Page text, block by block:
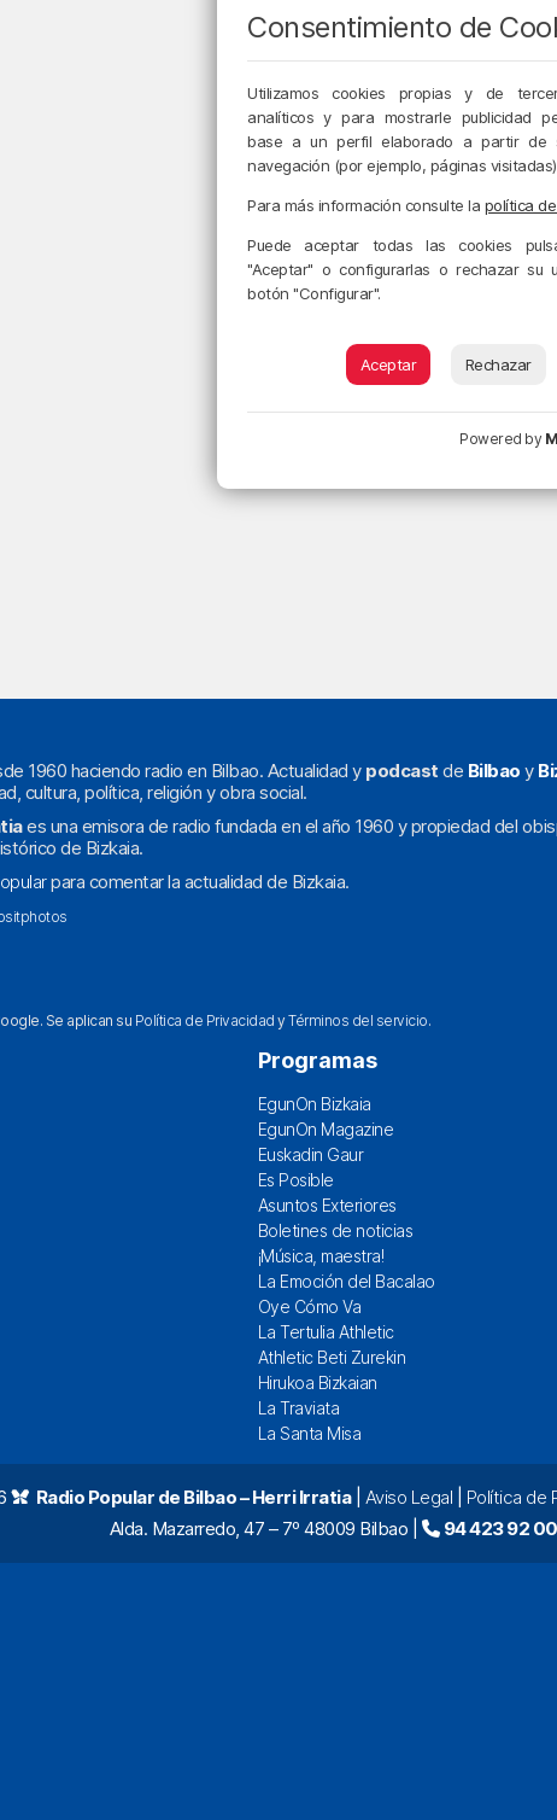
1960 haciendo radio en Bilbao. Actualidad y podcast de Bilbao y
cultura, política, religión y obra social.
es una emisora de radio fundada en el año 1960 y propiedad del
de Bizkaia.
para comentar la actualidad de Bizkaia.
Se aplican su Política de Privacidad yTérminos del servicio.
Programas
EgunOn Bizkaia
EgunOn Magazine
Euskadin Gaur
Es Posible
Asuntos Exteriores
Boletines de noticias
¡Música, maestra!
La Emoción del Bacalao
Oye Cómo Va
La Tertulia Athletic
Athletic Beti Zurekin
Hirukoa Bizkaian
La Traviata
La Santa Misa
Radio Popular de Bilbao – Herri Irratia| Aviso Legal Política de
Alda. Mazarredo, 47 – 7º 48009 Bilbao |
94 423 92 00
Consentimiento de
Utilizamos cookies propias y de
analíticos y para mostrarle publicidad
base a un perfil elaborado a partir de
navegación (por ejemplo, páginas
Para más información consulte la política
Puede aceptar todas las cookies
"Aceptar" o configurarlas o rechazar su
botón "Configurar".
Aceptar Rechazar
Powered by